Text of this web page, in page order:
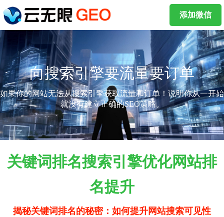
添加微信
向搜索引擎要流量要订单
如果你的网站无法从搜索引擎获取流量和订单！说明你从一开始
就没有建立正确的SEO策略。
关键词排名搜索引擎优化网站排
名提升
揭秘关键词排名的秘密：如何提升网站搜索可见性